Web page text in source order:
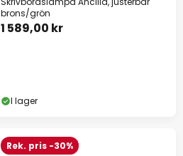
brons/grön
1 589,00 kr
I lager
Rek. pris -30%